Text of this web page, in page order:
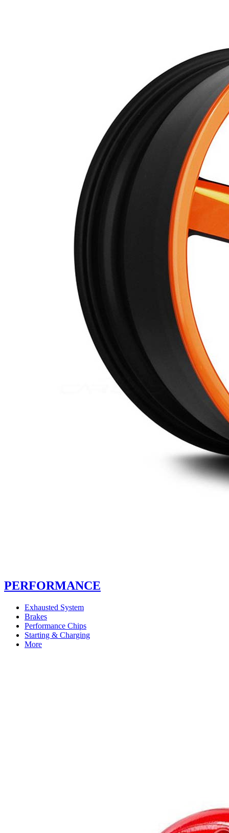
PERFORMANCE
Exhausted System
Brakes
Performance Chips
Starting & Charging
More